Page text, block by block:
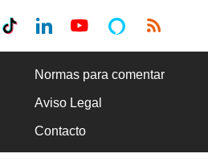
Normas para comentar
Aviso Legal
Contacto